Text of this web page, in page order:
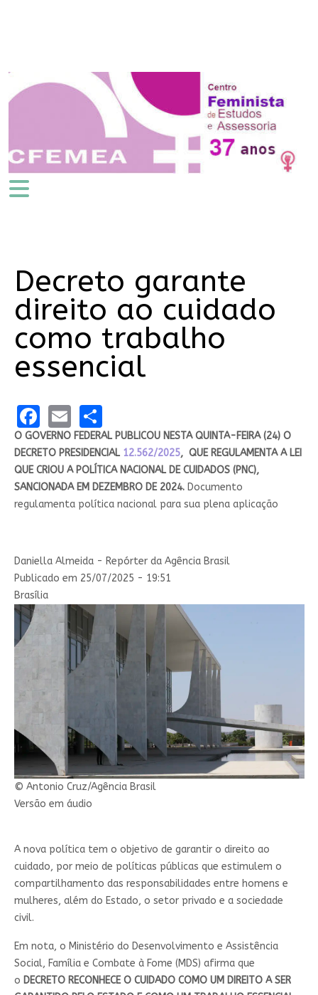
Decreto garante
direito ao cuidado
como trabalho
essencial
Facebook
EmailShare
O GOVERNO FEDERAL PUBLICOU NESTA QUINTA-FEIRA (24) O
DECRETO PRESIDENCIAL 12.562/2025, QUE REGULAMENTA A LEI
QUE CRIOU A POLÍTICA NACIONAL DE CUIDADOS (PNC),
SANCIONADA EM DEZEMBRO DE 2024. Documento
regulamenta política nacional para sua plena aplicação
Daniella Almeida - Repórter da Agência Brasil
Publicado em 25/07/2025 - 19:51
Brasília
© Antonio Cruz/Agência Brasil
Versão em áudio
A nova política tem o objetivo de garantir o direito ao
cuidado, por meio de políticas públicas que estimulem o
compartilhamento das responsabilidades entre homens e
mulheres, além do Estado, o setor privado e a sociedade
civil.
Em nota, o Ministério do Desenvolvimento e Assistência
Social, Família e Combate à Fome (MDS) afirma que
o DECRETO RECONHECE O CUIDADO COMO UM DIREITO A SER